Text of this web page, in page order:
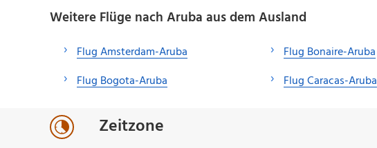
Weitere Flüge nach Aruba aus dem Ausland
Flug Amsterdam-Aruba
Flug Bogota-Aruba
Flug Bonaire-Aruba
Flug Caracas-Aruba
Zeitzone